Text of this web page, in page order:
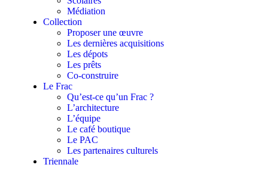
Médiation
Collection
Proposer une œuvre
Les dernières acquisitions
Les dépots
Les prêts
Co-construire
Le Frac
Qu’est-ce qu’un Frac ?
L’architecture
L’équipe
Le café boutique
Le PAC
Les partenaires culturels
Triennale